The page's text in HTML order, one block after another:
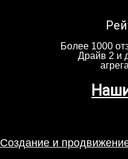
Более 1000
Драйв 2 и
Создание и